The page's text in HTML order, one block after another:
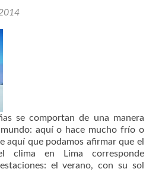
se comportan de una manera
aquí o hace mucho frío o
aquí que podamos afirmar que el
clima en Lima corresponde
el verano, con su sol